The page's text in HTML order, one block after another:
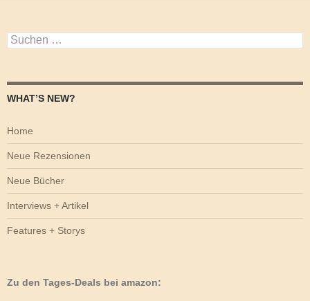
Suchen
nach:
WHAT’S NEW?
Home
Neue Rezensionen
Neue Bücher
Interviews + Artikel
Features + Storys
Zu den Tages-Deals bei amazon: